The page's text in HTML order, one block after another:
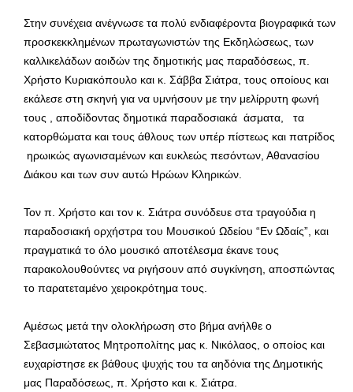
Στην συνέχεια ανέγνωσε τα πολύ ενδιαφέροντα βιογραφικά των
προσκεκκλημένων πρωταγωνιστών της Εκδηλώσεως, των
καλλικελάδων αοιδών της δημοτικής μας παραδόσεως, π.
Χρήστο Κυριακόπουλο και κ. Σάββα Σιάτρα, τους οποίους και
εκάλεσε στη σκηνή για να υμνήσουν με την μελίρρυτη φωνή
τους , αποδίδοντας δημοτικά παραδοσιακά άσματα, τα
κατορθώματα και τους άθλους των υπέρ πίστεως και πατρίδος
ηρωικώς αγωνισαμένων και ευκλεώς πεσόντων, Αθανασίου
Διάκου και των συν αυτώ Ηρώων Κληρικών.
Τον π. Χρήστο και τον κ. Σιάτρα συνόδευε στα τραγούδια η
παραδοσιακή ορχήστρα του Μουσικού Ωδείου “Εν Ωδαίς”, και
πραγματικά το όλο μουσικό αποτέλεσμα έκανε τους
παρακολουθούντες να ριγήσουν από συγκίνηση, αποσπώντας
το παρατεταμένο χειροκρότημα τους.
Αμέσως μετά την ολοκλήρωση στο βήμα ανήλθε ο
Σεβασμιώτατος Μητροπολίτης μας κ. Νικόλαος, ο οποίος και
ευχαρίστησε εκ βάθους ψυχής του τα αηδόνια της Δημοτικής
μας Παραδόσεως, π. Χρήστο και κ. Σιάτρα.